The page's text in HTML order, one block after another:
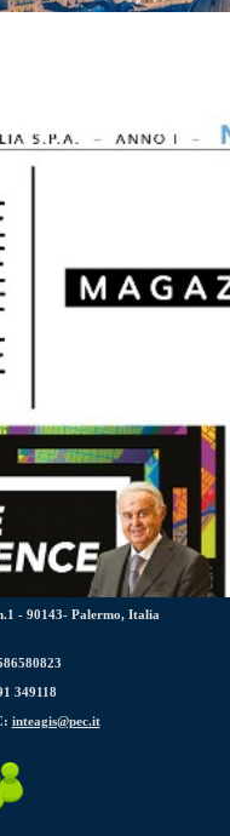
- 90143- Palermo, Italia
349118
inteagis@pec.it